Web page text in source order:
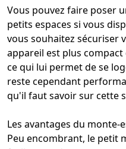
Vous pouvez faire poser
petits espaces si vous
vous souhaitez sécuriser
appareil est plus
ce qui lui permet de se
reste cependant
qu'il faut savoir sur cette
Les avantages du monte-
Peu encombrant, le petit